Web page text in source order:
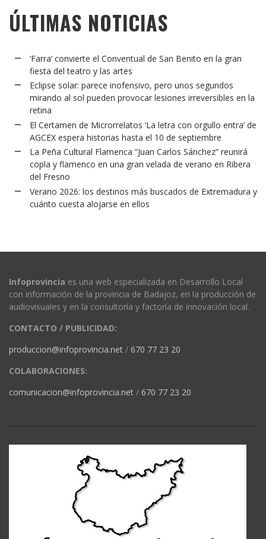
ÚLTIMAS NOTICIAS
‘Farra’ convierte el Conventual de San Benito en la gran
fiesta del teatro y las artes
Eclipse solar: parece inofensivo, pero unos segundos
mirando al sol pueden provocar lesiones irreversibles en la
retina
El Certamen de Microrrelatos ‘La letra con orgullo entra’ de
AGCEX espera historias hasta el 10 de septiembre
La Peña Cultural Flamenca “Juan Carlos Sánchez” reunirá
copla y flamenco en una gran velada de verano en Ribera
del Fresno
Verano 2026: los destinos más buscados de Extremadura y
cuánto cuesta alojarse en ellos
Infoprovincia es una web especializada en Desarrollo Local
con información de la provincia de Badajoz, en la producción de
audiovisuales y en la consultoría y factoría de innovación local.
CONTACTO / PUBLICIDAD:
produccion@infoprovincia.net / 670 77 23 20
COLABORACIONES:
comunicacion@infoprovincia.net / 670 77 23 20